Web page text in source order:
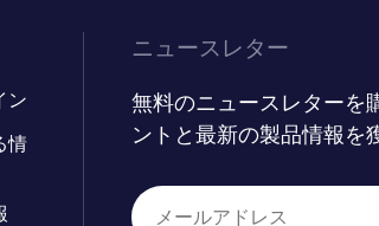
ン
情
ニュースレター
無料のニュースレターを
ントと最新の製品情報を